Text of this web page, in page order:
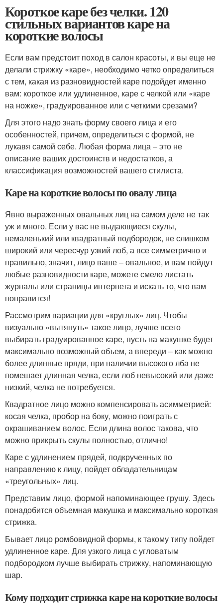
Короткое каре без челки. 120
стильных вариантов каре на
короткие волосы
Если вам предстоит поход в салон красоты, и вы еще не
делали стрижку «каре», необходимо четко определиться
с тем, какая из разновидностей каре подойдет именно
вам: короткое или удлиненное, каре с челкой или «каре
на ножке», градуированное или с четкими срезами?
Для этого надо знать форму своего лица и его
особенностей, причем, определиться с формой, не
лукавя самой себе. Любая форма лица – это не
описание ваших достоинств и недостатков, а
классификация возможностей вашего стилиста.
Каре на короткие волосы по овалу лица
Явно выраженных овальных лиц на самом деле не так
уж и много. Если у вас не выдающиеся скулы,
немаленький или квадратный подбородок, не слишком
широкий или чересчур узкий лоб, а все симметрично и
правильно, значит, лицо ваше – овальное, и вам пойдут
любые разновидности каре, можете смело листать
журналы или страницы интернета и искать то, что вам
понравится!
Рассмотрим вариации для «круглых» лиц. Чтобы
визуально «вытянуть» такое лицо, лучше всего
выбирать градуированное каре, пусть на макушке будет
максимально возможный объем, а впереди – как можно
более длинные пряди, при наличии высокого лба не
помешает длинная челка, если лоб невысокий или даже
низкий, челка не потребуется.
Квадратное лицо можно компенсировать асимметрией:
косая челка, пробор на боку, можно поиграть с
окрашиванием волос. Если длина волос такова, что
можно прикрыть скулы полностью, отлично!
Каре с удлинением прядей, подкрученных по
направлению к лицу, пойдет обладательницам
«треугольных» лиц.
Представим лицо, формой напоминающее грушу. Здесь
понадобится объемная макушка и максимально короткая
стрижка.
Бывает лицо ромбовидной формы, к такому типу пойдет
удлиненное каре. Для узкого лица с угловатым
подбородком лучше выбирать стрижку, напоминающую
шар.
Кому подходит стрижка каре на короткие волосы